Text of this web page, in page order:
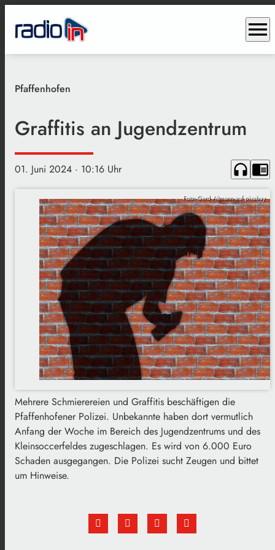
menu
Pfaffenhofen
Graffitis an Jugendzentrum
01. Juni 2024 · 10:16 Uhr headphones chrome_reader_mode
Foto: Gerd Altmann auf pixabay
Mehrere Schmierereien und Graffitis beschäftigen die
Pfaffenhofener Polizei. Unbekannte haben dort vermutlich
Anfang der Woche im Bereich des Jugendzentrums und des
Kleinsoccerfeldes zugeschlagen. Es wird von 6.000 Euro
Schaden ausgegangen. Die Polizei sucht Zeugen und bittet
um Hinweise.